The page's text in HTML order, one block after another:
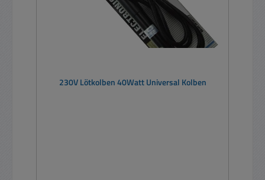
230V Lötkolben 40Watt Universal Kolben